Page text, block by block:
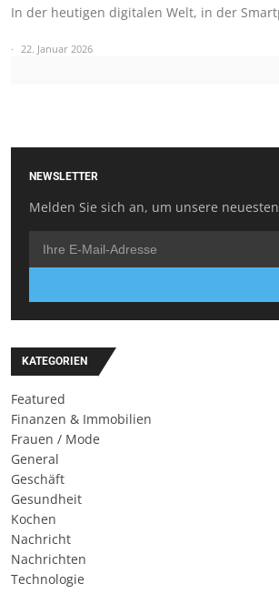
In der heutigen digitalen Welt, in der
22. Januar 2026
NEWSLETTER
Melden Sie sich an, um unsere
KATEGORIEN
Featured
Finanzen & Immobilien
Frauen / Mode
General
Geschäft
Gesundheit
Kochen
Nachricht
Nachrichten
Technologie